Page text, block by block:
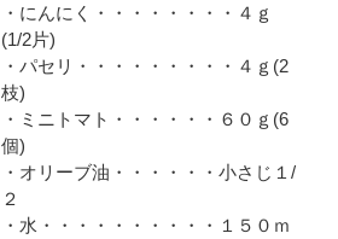
・にんにく・・・・・・・・４ｇ
(1/2片)
・パセリ・・・・・・・・・４ｇ(2
枝)
・ミニトマト・・・・・・６０ｇ(6
個)
・オリーブ油・・・・・・小さじ１/
２
・水・・・・・・・・・・１５０ｍ